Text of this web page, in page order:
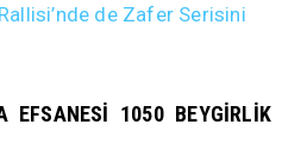
de Zafer Serisini
EFSANESİ 1050 BEYGİRLİK